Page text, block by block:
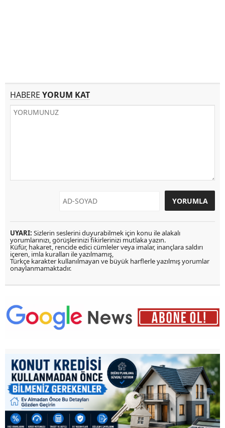
HABERE YORUM KAT
UYARI: Sizlerin seslerini duyurabilmek için konu ile alakalı
yorumlarınızı, görüşlerinizi fikirlerinizi mutlaka yazın.
Küfür, hakaret, rencide edici cümleler veya imalar, inançlara saldırı
içeren, imla kuralları ile yazılmamış,
Türkçe karakter kullanılmayan ve büyük harflerle yazılmış yorumlar
onaylanmamaktadır.